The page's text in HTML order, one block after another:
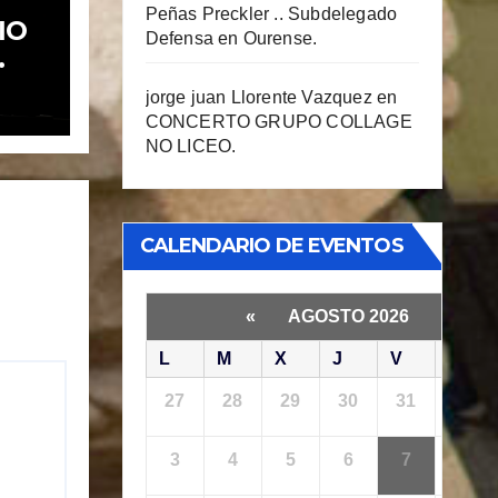
Peñas Preckler .. Subdelegado
Defensa en Ourense.
jorge juan Llorente Vazquez en
CONCERTO GRUPO COLLAGE
NO LICEO.
CALENDARIO DE EVENTOS
« AGOSTO 2026
L M X J V
27 28 29 30 31
3 4 5 6 7 8